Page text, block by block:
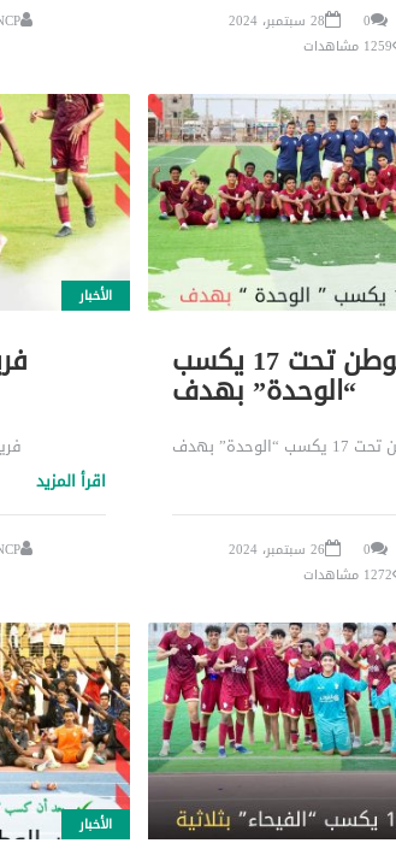
0
28 سبتمبر، 2024
1259 مشاهدات
فريق الوطن تحت 17 يكسب
“الوحدة” بهدف
بهدف
0
26 سبتمبر، 2024
1272 مشاهدات
الأخبار
فريق
اقرأ المزيد
الأخبار